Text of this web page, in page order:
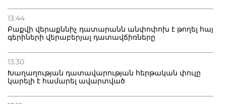
13:44
Բաքվի վերաքննիչ դատարանն անփոփոխ է թողել հայ
գերիների վերաբերյալ դատավճիռները
13:30
Խաղաղության դատավարության հերթական փուլը
կարելի է համարել ավարտված